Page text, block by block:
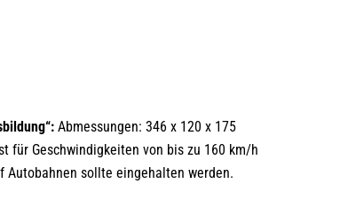
Abmessungen: 346 x 120 x 175
für Geschwindigkeiten von bis zu 160 km/h
Autobahnen sollte eingehalten werden.